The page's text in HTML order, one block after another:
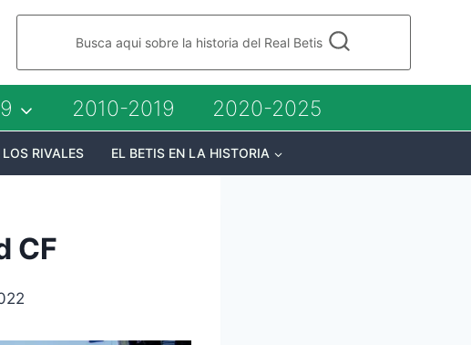
Busca aqui sobre la historia del Real Betis
2010-2019 2020-2025
LOS RIVALES EL BETIS EN LA HISTORIA
CF